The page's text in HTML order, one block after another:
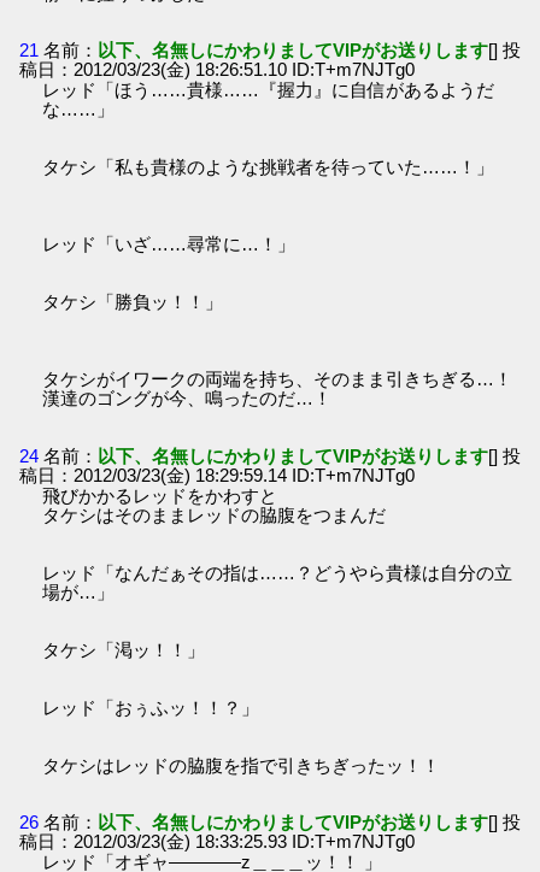
21 名前： 以下、名無しにかわりましてVIPがお送りします[] 投
稿日：2012/03/23(金) 18:26:51.10 ID:T+m7NJTg0
レッド「ほう……貴様……『握力』に自信があるようだ
な……」
タケシ「私も貴様のような挑戦者を待っていた……！」
レッド「いざ……尋常に…！」
タケシ「勝負ッ！！」
タケシがイワークの両端を持ち、そのまま引きちぎる…！
漢達のゴングが今、鳴ったのだ…！
24 名前： 以下、名無しにかわりましてVIPがお送りします[] 投
稿日：2012/03/23(金) 18:29:59.14 ID:T+m7NJTg0
飛びかかるレッドをかわすと
タケシはそのままレッドの脇腹をつまんだ
レッド「なんだぁその指は……？どうやら貴様は自分の立
場が…」
タケシ「渇ッ！！」
レッド「おぅふッ！！？」
タケシはレッドの脇腹を指で引きちぎったッ！！
26 名前： 以下、名無しにかわりましてVIPがお送りします[] 投
稿日：2012/03/23(金) 18:33:25.93 ID:T+m7NJTg0
レッド「オギャ――――z＿＿＿ッ！！ 」